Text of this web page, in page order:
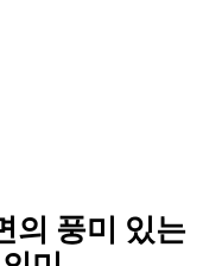
의 풍미 있는